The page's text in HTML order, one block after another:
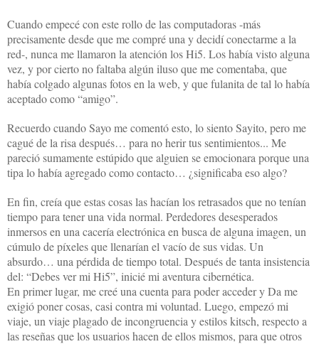
Cuando empecé con este rollo de las computadoras -más
precisamente desde que me compré una y decidí conectarme a la
red-, nunca me llamaron la atención los Hi5. Los había visto alguna
vez, y por cierto no faltaba algún iluso que me comentaba, que
había colgado algunas fotos en la web, y que fulanita de tal lo había
aceptado como “amigo”.
Recuerdo cuando Sayo me comentó esto, lo siento Sayito, pero me
cagué de la risa después… para no herir tus sentimientos... Me
pareció sumamente estúpido que alguien se emocionara porque una
tipa lo había agregado como contacto… ¿significaba eso algo?
En fin, creía que estas cosas las hacían los retrasados que no tenían
tiempo para tener una vida normal. Perdedores desesperados
inmersos en una cacería electrónica en busca de alguna imagen, un
cúmulo de píxeles que llenarían el vacío de sus vidas. Un
absurdo… una pérdida de tiempo total. Después de tanta insistencia
del: “Debes ver mi Hi5”, inicié mi aventura cibernética.
En primer lugar, me creé una cuenta para poder acceder y Da me
exigió poner cosas, casi contra mi voluntad. Luego, empezó mi
viaje, un viaje plagado de incongruencia y estilos kitsch, respecto a
las reseñas que los usuarios hacen de ellos mismos, para que otros